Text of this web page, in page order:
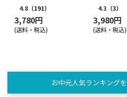
4.8 （191）
3,780円
(送料・税込)
4.3 （3）
3,980円
(送料・税込)
お中元人気ランキング